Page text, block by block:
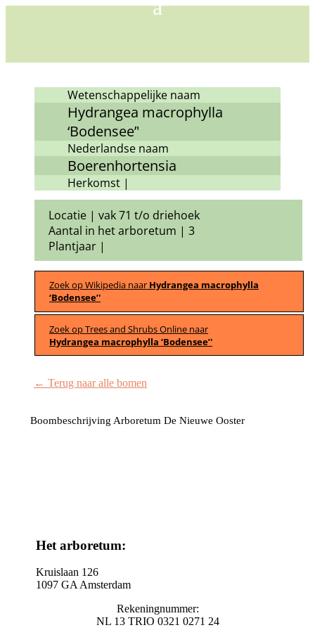
Wetenschappelijke naam
Hydrangea macrophylla
‘Bodensee’'
Nederlandse naam
Boerenhortensia
Herkomst |
Locatie | vak 71 t/o driehoek
Aantal in het arboretum | 3
Plantjaar |
Zoek op Wikipedia naar Hydrangea macrophylla
‘Bodensee’'
Zoek op Trees and Shrubs Online naar
Hydrangea macrophylla ‘Bodensee’'
← Terug naar alle bomen
Boombeschrijving Arboretum De Nieuwe Ooster
Het arboretum:
Kruislaan 126
1097 GA Amsterdam
Rekeningnummer:
NL 13 TRIO 0321 0271 24